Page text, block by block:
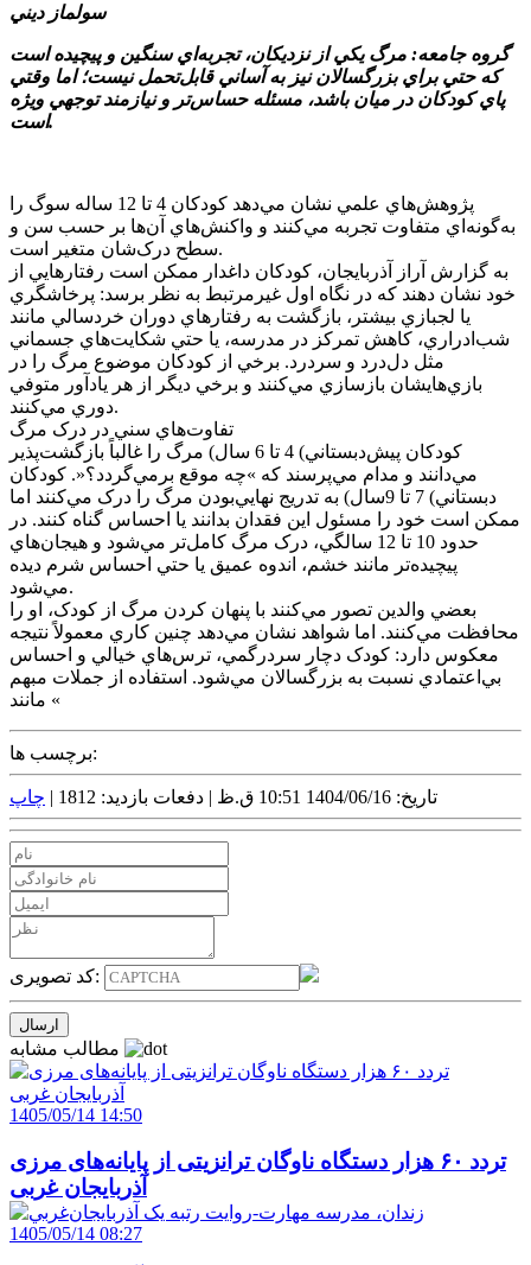
سولماز ديني
گروه جامعه: مرگ يکي از نزديکان، تجربه‌اي سنگين و پيچيده است
که حتي براي بزرگسالان نيز به آساني قابل‌تحمل نيست؛ اما وقتي
پاي کودکان در ميان باشد، مسئله حساس‌تر و نيازمند توجهي ويژه
است.
پژوهش‌هاي علمي نشان مي‌دهد کودکان 4 تا 12 ساله سوگ را
به‌گونه‌اي متفاوت تجربه مي‌کنند و واکنش‌هاي آن‌ها بر حسب سن و
سطح درک‌شان متغير است.
به گزارش آراز آذربايجان، کودکان داغدار ممکن است رفتارهايي از
خود نشان دهند که در نگاه اول غيرمرتبط به نظر برسد: پرخاشگري
يا لجبازي بيشتر، بازگشت به رفتارهاي دوران خردسالي مانند
شب‌ادراري، کاهش تمرکز در مدرسه، يا حتي شکايت‌هاي جسماني
مثل دل‌درد و سردرد. برخي از کودکان موضوع مرگ را در
بازي‌هايشان بازسازي مي‌کنند و برخي ديگر از هر يادآور متوفي
دوري مي‌کنند.
تفاوت‌هاي سني در درک مرگ
کودکان پيش‌دبستاني) 4 تا 6 سال) مرگ را غالباً بازگشت‌پذير
مي‌دانند و مدام مي‌پرسند که »چه موقع برمي‌گردد؟«. کودکان
دبستاني) 7 تا 9سال) به تدريج نهايي‌بودن مرگ را درک مي‌کنند اما
ممکن است خود را مسئول اين فقدان بدانند يا احساس گناه کنند. در
حدود 10 تا 12 سالگي، درک مرگ کامل‌تر مي‌شود و هيجان‌هاي
پيچيده‌تر مانند خشم، اندوه عميق يا حتي احساس شرم ديده
مي‌شود.
بعضي والدين تصور مي‌کنند با پنهان کردن مرگ از کودک، او را
محافظت مي‌کنند. اما شواهد نشان مي‌دهد چنين کاري معمولاً نتيجه
معکوس دارد: کودک دچار سردرگمي، ترس‌هاي خيالي و احساس
بي‌اعتمادي نسبت به بزرگسالان مي‌شود. استفاده از جملات مبهم
مانند «
برچسب ها:
تاریخ: 1404/06/16 10:51 ق.ظ | دفعات بازدید: 1812 | چاپ
کد تصویری:
1405/05/14 14:50
تردد ۶۰ هزار دستگاه ناوگان ترانزیتی از پایانه‌های مرزی
آذربایجان ‌غربی
1405/05/14 08:27